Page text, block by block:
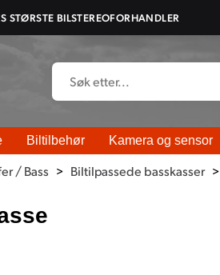
STØRSTE BILSTEREOFORHANDLER
Biltilbehør Kamera og sensor
/ Bass > Biltilpassede basskasser >